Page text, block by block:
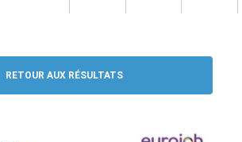
RETOUR AUX RÉSULTATS